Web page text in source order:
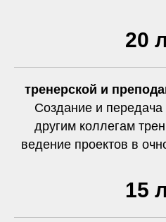
20
тренерской и
Создание и
другим коллегам
ведение проектов в
15